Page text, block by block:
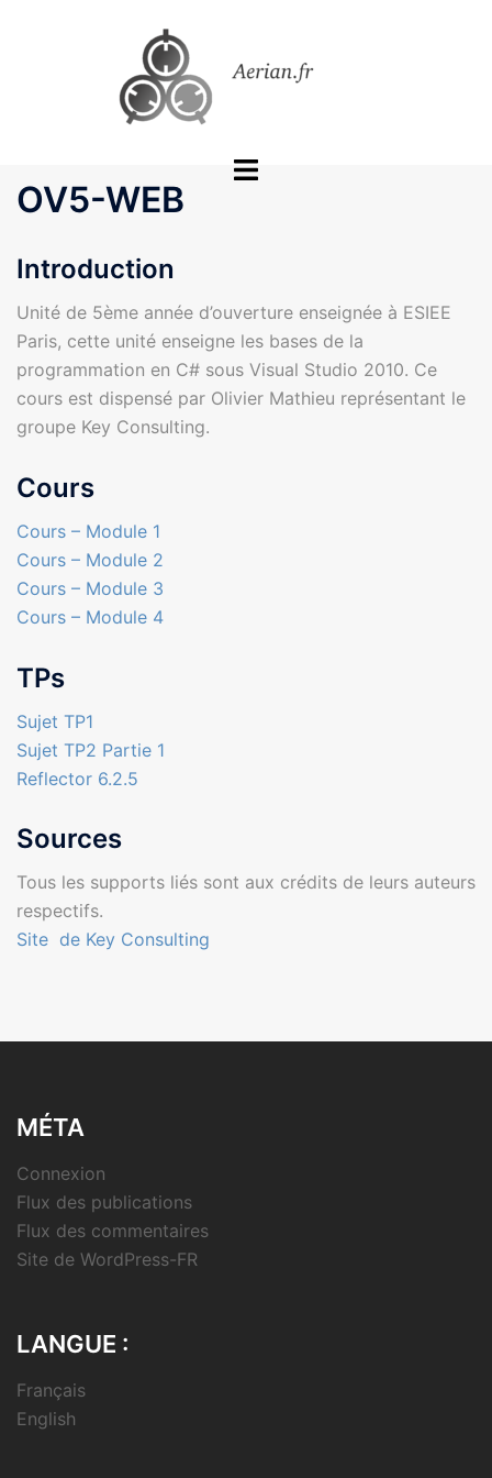
Ouvrir/fermer
OV5-WEB
Introduction
Unité de 5ème année d’ouverture enseignée à ESIEE
Paris, cette unité enseigne les bases de la
programmation en C# sous Visual Studio 2010. Ce
cours est dispensé par Olivier Mathieu représentant le
groupe Key Consulting.
Cours
Cours – Module 1
Cours – Module 2
Cours – Module 3
Cours – Module 4
TPs
Sujet TP1
Sujet TP2 Partie 1
Reflector 6.2.5
Sources
Tous les supports liés sont aux crédits de leurs auteurs
respectifs.
Site de Key Consulting
MÉTA
Connexion
Flux des publications
Flux des commentaires
Site de WordPress-FR
LANGUE :
Français
English